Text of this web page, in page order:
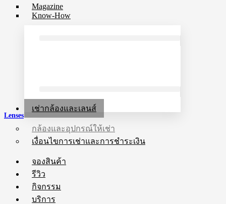
Magazine
Know-How
เช่ากล้องและเลนส์
กล้องและอุปกรณ์ให้เช่า
เงื่อนไขการเช่าและการชำระเงิน
จองสินค้า
รีวิว
กิจกรรม
บริการ
Lenses